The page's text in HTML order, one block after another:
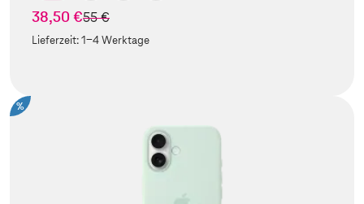
38,50 €statt
55 €
Lieferzeit:1-4 Werktage
%